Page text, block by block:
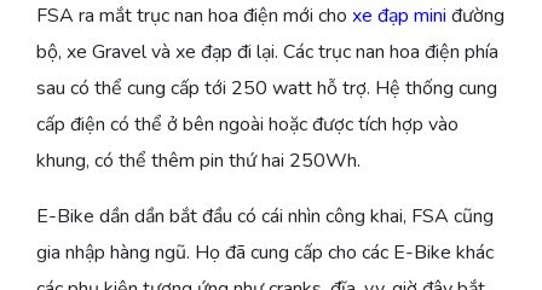
FSA ra mắt trục nan hoa điện mới cho xe đạp mini đường
bộ, xe Gravel và xe đạp đi lại. Các trục nan hoa điện phía
sau có thể cung cấp tới 250 watt hỗ trợ. Hệ thống cung
cấp điện có thể ở bên ngoài hoặc được tích hợp vào
khung, có thể thêm pin thứ hai 250Wh.
E-Bike dần dần bắt đầu có cái nhìn công khai, FSA cũng
gia nhập hàng ngũ. Họ đã cung cấp cho các E-Bike khác